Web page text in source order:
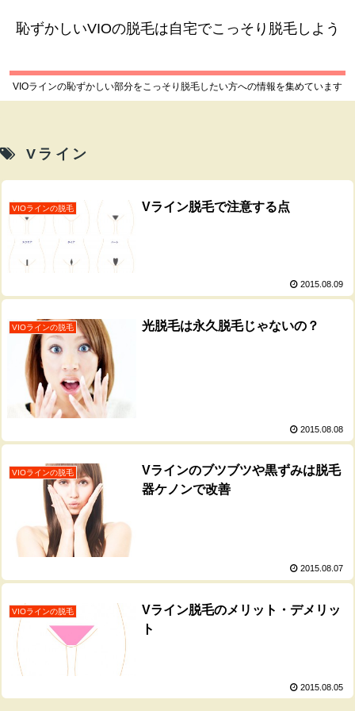
恥ずかしいVIOの脱毛は自宅でこっそり脱毛しよう
VIOラインの恥ずかしい部分をこっそり脱毛したい方への情報を集めています
Vライン
VIOラインの脱毛 Vライン脱毛で注意する点
2015.08.09
VIOラインの脱毛 光脱毛は永久脱毛じゃないの？
2015.08.08
VIOラインの脱毛
Vラインのブツブツや黒ずみは脱毛
器ケノンで改善
2015.08.07
VIOラインの脱毛
Vライン脱毛のメリット・デメリッ
ト
2015.08.05